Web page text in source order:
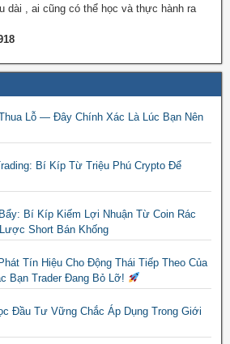
dài , ai cũng có thể học và thực hành ra
Lỗ — Đây Chính Xác Là Lúc Bạn Nên
Bí Kíp Từ Triệu Phú Crypto Để
Bí Kíp Kiếm Lợi Nhuận Từ Coin Rác
Short Bán Khống
Tín Hiệu Cho Động Thái Tiếp Theo Của
Bạn Trader Đang Bỏ Lỡ!
Đầu Tư Vững Chắc Áp Dụng Trong Giới